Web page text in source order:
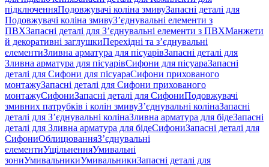
підключенняПодовжувачі коліна змивуЗапасні деталі для
Подовжувачі коліна змивуЗ’єднувальні елементи з
ПВХЗапасні деталі для З’єднувальні елементи з ПВХМанжети
й декоративні заглушкиПерехідні та з’єднувальні
елементиЗливна арматура для пісуарівЗапасні деталі для
Зливна арматура для пісуарівСифони для пісуараЗапасні
деталі для Сифони для пісуараСифони прихованого
монтажуЗапасні деталі для Сифони прихованого
монтажуСифониЗапасні деталі для СифониПодовжувачі
змивних патрубків і колін змивуЗ’єднувальні колінаЗапасні
деталі для З’єднувальні колінаЗливна арматура для бідеЗапасні
деталі для Зливна арматура для бідеСифониЗапасні деталі для
СифониОблицюванняЗ’єднувальні
елементиУщільненняУмивальні
зониУмивальникиУмивальникиЗапасні деталі для